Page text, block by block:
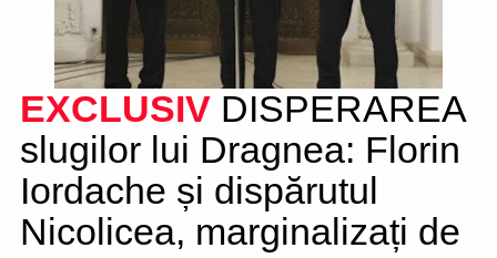
EXCLUSIV DISPERAREA
slugilor lui Dragnea: Florin
Iordache și dispărutul
Nicolicea, marginalizați de